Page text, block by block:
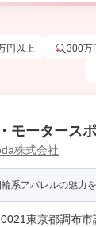
円以上 300万
モータース
株式会社
系アパレルの魅力
東京都調布市